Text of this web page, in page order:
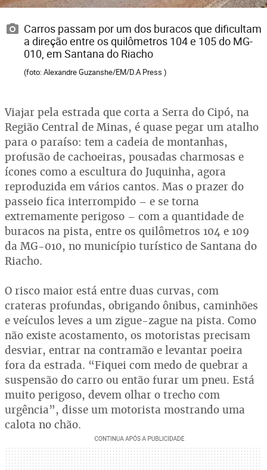
Carros passam por um dos buracos que dificultam
a direção entre os quilômetros 104 e 105 do MG-
010, em Santana do Riacho
(foto: Alexandre Guzanshe/EM/D.A Press )
Viajar pela estrada que corta a Serra do Cipó, na
Região Central de Minas, é quase pegar um atalho
para o paraíso: tem a cadeia de montanhas,
profusão de cachoeiras, pousadas charmosas e
ícones como a escultura do Juquinha, agora
reproduzida em vários cantos. Mas o prazer do
passeio fica interrompido – e se torna
extremamente perigoso – com a quantidade de
buracos na pista, entre os quilômetros 104 e 109
da MG-010, no município turístico de Santana do
Riacho.
O risco maior está entre duas curvas, com
crateras profundas, obrigando ônibus, caminhões
e veículos leves a um zigue-zague na pista. Como
não existe acostamento, os motoristas precisam
desviar, entrar na contramão e levantar poeira
fora da estrada. “Fiquei com medo de quebrar a
suspensão do carro ou então furar um pneu. Está
muito perigoso, devem olhar o trecho com
urgência”, disse um motorista mostrando uma
calota no chão.